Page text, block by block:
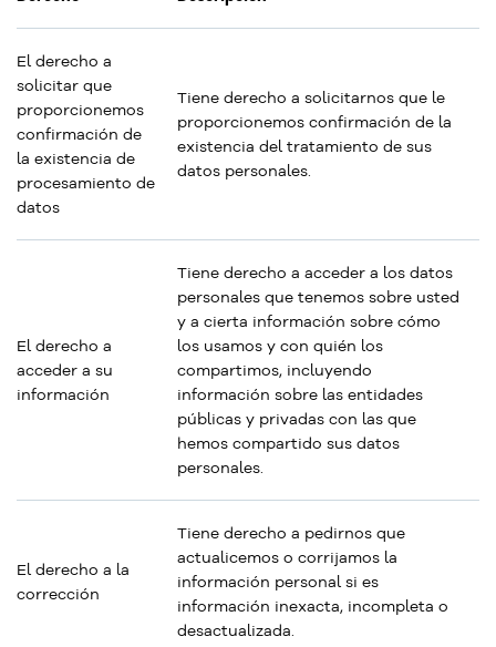
El derecho a
solicitar que
proporcionemos
confirmación de
la existencia de
procesamiento de
datos
Tiene derecho a solicitarnos que le
proporcionemos confirmación de la
existencia del tratamiento de sus
datos personales.
El derecho a
acceder a su
información
Tiene derecho a acceder a los datos
personales que tenemos sobre usted
y a cierta información sobre cómo
los usamos y con quién los
compartimos, incluyendo
información sobre las entidades
públicas y privadas con las que
hemos compartido sus datos
personales.
El derecho a la
corrección
Tiene derecho a pedirnos que
actualicemos o corrijamos la
información personal si es
información inexacta, incompleta o
desactualizada.